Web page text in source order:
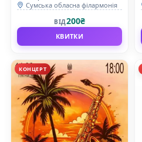
Сумська обласна філармонія
ВІД200₴
КВИТКИ
КОНЦЕРТ